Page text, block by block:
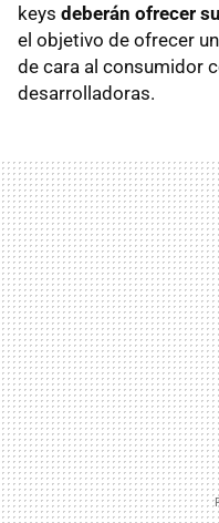
keys deberán ofrecer
el objetivo de ofrecer
de cara al consumidor
desarrolladoras.